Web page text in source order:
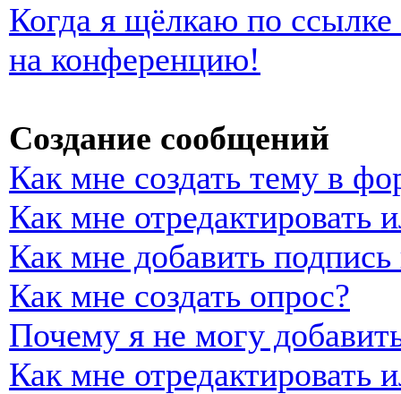
Когда я щёлкаю по
на конференцию!
Создание сообщений
Как мне создать тему в
Как мне отредактировать
Как мне добавить
Как мне создать опрос?
Почему я не могу
Как мне отредактировать